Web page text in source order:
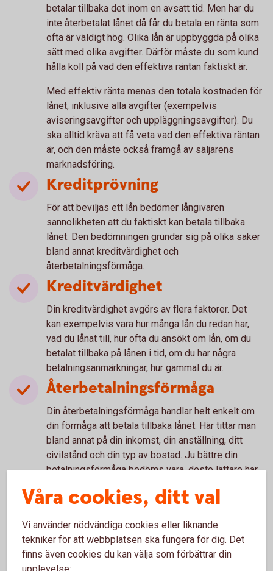
betalar tillbaka det inom en avsatt tid. Men har du
inte återbetalat lånet då får du betala en ränta som
ofta är väldigt hög. Olika lån är uppbyggda på olika
sätt med olika avgifter. Därför måste du som kund
hålla koll på vad den effektiva räntan faktiskt är.
Med effektiv ränta menas den totala kostnaden för
lånet, inklusive alla avgifter (exempelvis
aviseringsavgifter och uppläggningsavgifter). Du
ska alltid kräva att få veta vad den effektiva räntan
är, och den måste också framgå av säljarens
marknadsföring.
Kreditprövning
För att beviljas ett lån bedömer långivaren
sannolikheten att du faktiskt kan betala tillbaka
lånet. Den bedömningen grundar sig på olika saker
bland annat kreditvärdighet och
återbetalningsförmåga.
Kreditvärdighet
Din kreditvärdighet avgörs av flera faktorer. Det
kan exempelvis vara hur många lån du redan har,
vad du lånat till, hur ofta du ansökt om lån, om du
betalat tillbaka på lånen i tid, om du har några
betalningsanmärkningar, hur gammal du är.
Återbetalningsförmåga
Din återbetalningsförmåga handlar helt enkelt om
din förmåga att betala tillbaka lånet. Här tittar man
bland annat på din inkomst, din anställning, ditt
civilstånd och din typ av bostad. Ju bättre din
betalningsförmåga bedöms vara, desto lättare har
Kreditupplysning
För att kontrollera ovanstående och att du har
möjlighet att betala räntor och amorteringar på ditt
lån måste långivaren ta en kreditupplysning. Det
Våra cookies, ditt val
Vi använder nödvändiga cookies eller liknande
tekniker för att webbplatsen ska fungera för dig. Det
finns även cookies du kan välja som förbättrar din
upplevelse: